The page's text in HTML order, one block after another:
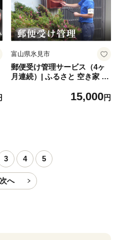
富山県氷見市
郵便受け管理サービス（4ヶ
月連続）| ふるさと 空き家 管
15,000円
3 4 5
次へ